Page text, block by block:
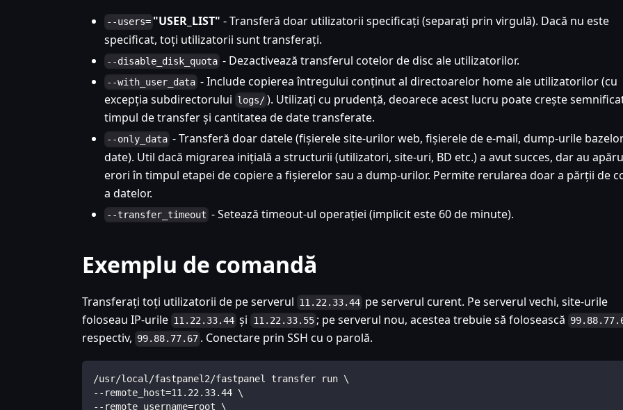
--users= "USER_LIST" - Transferă doar utilizatorii specificați (separați prin virgulă). Dacă nu este
specificat, toți utilizatorii sunt transferați.
--disable_disk_quota - Dezactivează transferul cotelor de disc ale utilizatorilor.
--with_user_data - Include copierea întregului conținut al directoarelor home ale utilizatorilor (cu
excepția subdirectorului logs/ ). Utilizați cu prudență, deoarece acest lucru poate crește
timpul de transfer și cantitatea de date transferate.
--only_data - Transferă doar datele (fișierele site-urilor web, fișierele de e-mail, dump-urile
date). Util dacă migrarea inițială a structurii (utilizatori, site-uri, BD etc.) a avut succes, dar au
erori în timpul etapei de copiere a fișierelor sau a dump-urilor. Permite rerularea doar a părții de
a datelor.
--transfer_timeout - Setează timeout-ul operației (implicit este 60 de minute).
Exemplu de comandă
Transferați toți utilizatorii de pe serverul 11.22.33.44 pe serverul curent. Pe serverul vechi, site-urile
foloseau IP-urile 11.22.33.44 și 11.22.33.55 ; pe serverul nou, acestea trebuie să folosească
respectiv, 99.88.77.67 . Conectare prin SSH cu o parolă.
/usr/local/fastpanel2/fastpanel transfer run \
--remote_host=11.22.33.44 \
--remote_username=root \